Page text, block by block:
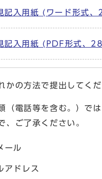
記入用紙 (ワード形式
記入用紙 (PDF形式、
かの方法で提出してくだ
（電話等を含む。）で
、ご了承ください。
ール
アドレス